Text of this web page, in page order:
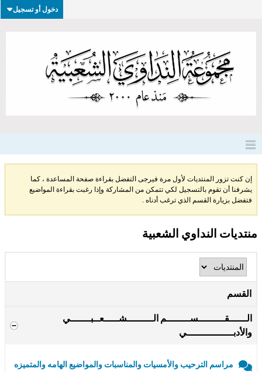
دخول أو تسجيل
إن كنت تزور المنتديات لأول مرة فيرجى التفضل بقراءة صفحة المساعدة ، كما
يشرفنا أن تقوم بالتسجيل لكي تتمكن من المشاركة وإذا رغبت بقراءة المواضيع
فتفضل بزيارة القسم الذي ترغب أدناه .
منتديات النداوي الشعبية
القسم
الــــــقـــــــــســــــــم الـــــــــشـــــعــبـــــــي
والأدبــــــــــــــــي
مراسم الترحيب والأمسيات والمناسبات والمواضيع الهامه والمتميزه